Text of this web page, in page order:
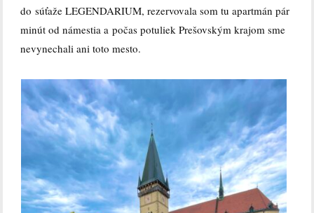
do súťaže LEGENDARIUM, rezervovala som tu apartmán pár
minút od námestia a počas potuliek Prešovským krajom sme
nevynechali ani toto mesto.